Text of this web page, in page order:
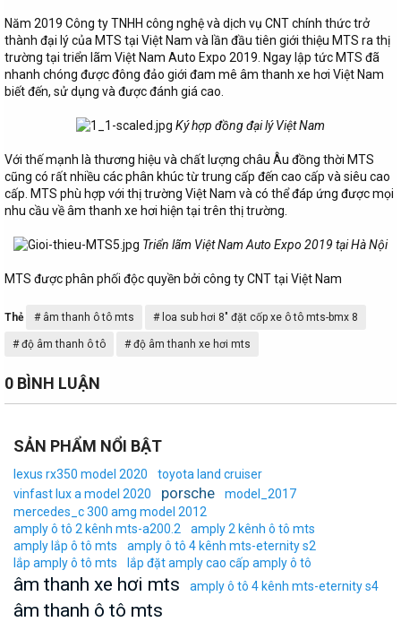
Năm 2019 Công ty TNHH công nghệ và dịch vụ CNT chính thức trở
thành đại lý của MTS tại Việt Nam và lần đầu tiên giới thiệu MTS ra thị
trường tại triển lãm Việt Nam Auto Expo 2019. Ngay lập tức MTS đã
nhanh chóng được đông đảo giới đam mê âm thanh xe hơi Việt Nam
biết đến, sử dụng và được đánh giá cao.
Ký hợp đồng đại lý Việt Nam
Với thế mạnh là thương hiệu và chất lượng châu Âu đồng thời MTS
cũng có rất nhiều các phân khúc từ trung cấp đến cao cấp và siêu cao
cấp. MTS phù hợp với thị trường Việt Nam và có thể đáp ứng được mọi
nhu cầu về âm thanh xe hơi hiện tại trên thị trường.
Triển lãm Việt Nam Auto Expo 2019 tại Hà Nội
MTS được phân phối độc quyền bởi công ty CNT tại Việt Nam
Thẻ
ẻ
âm thanh ô tô mts loa sub hơi 8″ đặt cốp xe ô tô mts-bmx 8
độ âm thanh ô tô độ âm thanh xe hơi mts
0 BÌNH LUẬN
SẢN PHẨM NỔI BẬT
lexus rx350 model 2020
toyota land cruiser
vinfast lux a model 2020
porsche
model_2017
mercedes_c 300 amg model 2012
amply ô tô 2 kênh mts-a200.2
amply 2 kênh ô tô mts
amply lắp ô tô mts
amply ô tô 4 kênh mts-eternity s2
lắp amply ô tô mts
lắp đặt amply cao cấp amply ô tô
âm thanh xe hơi mts amply ô tô 4 kênh mts-eternity s4
âm thanh ô tô mts